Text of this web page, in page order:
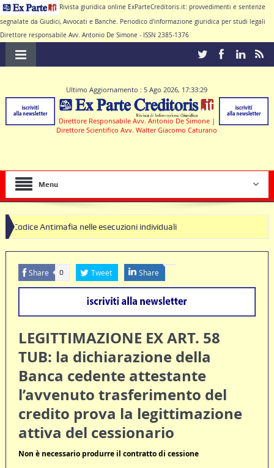
Rivista giuridica online ExParteCreditoris.it: provvedimenti e sentenze
segnalate da Giudici, Avvocati e Banche. Periodico d'informazione giuridica per studi legali
Direttore responsabile Avv. Antonio De Simone - ISSN 2385-1376
Ultimo Aggiornamento : 5 Ago 2026, 17:33:29
Direttore Responsabile Avv. Antonio De Simone |
Direttore Scientifico Avv. Walter Giacomo Caturano
Menu
nelle esecuzioni individuali
Share 0 Tweet Share
LEGITTIMAZIONE EX ART. 58
TUB: la dichiarazione della
Banca cedente attestante
l’avvenuto trasferimento del
credito prova la legittimazione
attiva del cessionario
Non è necessario produrre il contratto di cessione